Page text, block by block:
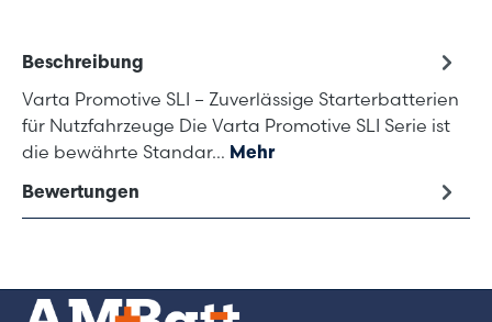
Beschreibung
Varta Promotive SLI – Zuverlässige Starterbatterien
für Nutzfahrzeuge Die Varta Promotive SLI Serie ist
die bewährte Standar… Mehr
Bewertungen